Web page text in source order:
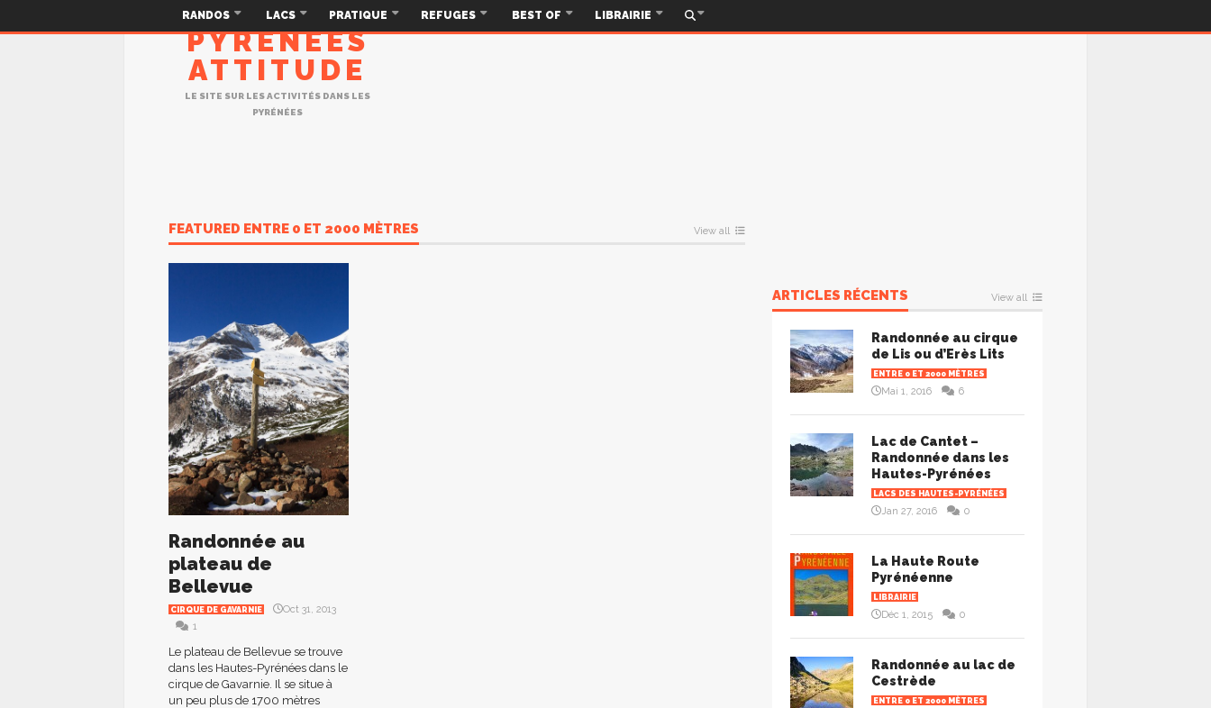
PYRÉNÉES
ATTITUDE
LE SITE SUR LES ACTIVITÉS DANS LES
PYRÉNÉES
RANDOS LACS PRATIQUE REFUGES BEST OF LIBRAIRIE
FEATURED ENTRE 0 ET 2000 MÈTRES View all
Randonnée au
plateau de
Bellevue
CIRQUE DE GAVARNIE
Oct 31, 2013
1
Le plateau de Bellevue se trouve
dans les Hautes-Pyrénées dans le
cirque de Gavarnie. Il se situe à
un peu plus de 1700 mètres
ARTICLES RÉCENTS View all
Randonnée au cirque
de Lis ou d’Erès Lits
ENTRE 0 ET 2000 MÈTRES
Mai 1, 2016 6
Lac de Cantet –
Randonnée dans les
Hautes-Pyrénées
LACS DES HAUTES-PYRÉNÉES
Jan 27, 2016 0
La Haute Route
Pyrénéenne
LIBRAIRIE
Déc 1, 2015 0
Randonnée au lac de
Cestrède
ENTRE 0 ET 2000 MÈTRES